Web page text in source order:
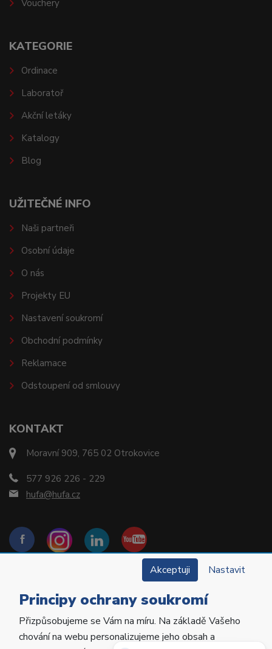
KONTAKT
Moravní 909, 765 02 Otrokovice
577 926 226 - 229
hufa@hufa.cz
Vouchery
KATEGORIE
Ordinace
Laboratoř
Akční letáky
Katalogy
Blog
UŽITEČNÉ INFO
Naši partneři
Osobní údaje
O nás
Projekty EU
Nastavení soukromí
Obchodní podmínky
Reklamace
Odstoupení od smlouvy
Copyright © 2022 Hu-Fa Dental a.s. Všechna práva
vyhrazena.
Akceptuji Nastavit
Principy ochrany soukromí
Přizpůsobujeme se Vám na míru. Na základě Vašeho
chování na webu personalizujeme jeho obsah a